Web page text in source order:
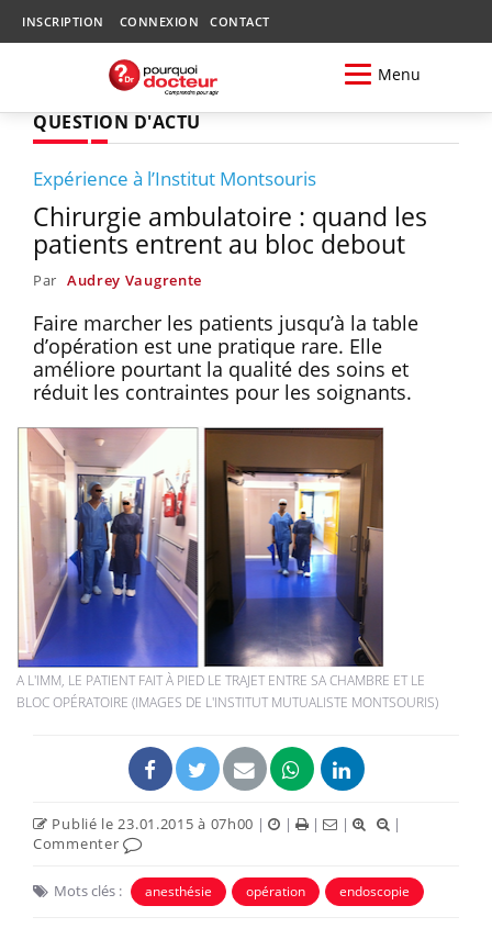
INSCRIPTION CONNEXION CONTACT
Menu
QUESTION D'ACTU
Expérience à l’Institut Montsouris
Chirurgie ambulatoire : quand les
patients entrent au bloc debout
Par Audrey Vaugrente
Faire marcher les patients jusqu’à la table
d’opération est une pratique rare. Elle
améliore pourtant la qualité des soins et
réduit les contraintes pour les soignants.
A L'IMM, LE PATIENT FAIT À PIED LE TRAJET ENTRE SA CHAMBRE ET LE
BLOC OPÉRATOIRE (IMAGES DE L'INSTITUT MUTUALISTE MONTSOURIS)
Publié le 23.01.2015 à 07h00 | | | |
|
Commenter
Mots clés : anesthésie opération endoscopie